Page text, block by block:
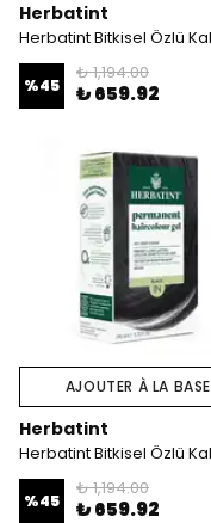
Herbatint
%45
₺ 1,194.00
₺ 659.92
AJOUTER À LA BASE
Herbatint
%45
₺ 1,194.00
₺ 659.92